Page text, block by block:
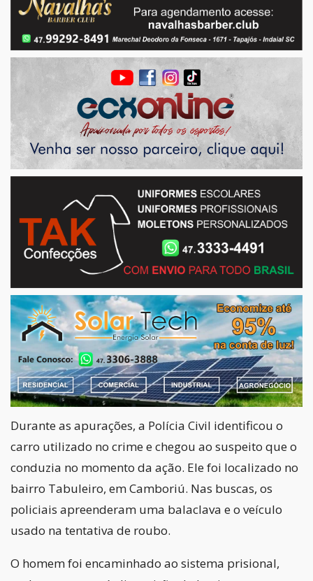
Durante as apurações, a Polícia Civil identificou o
carro utilizado no crime e chegou ao suspeito que o
conduzia no momento da ação. Ele foi localizado no
bairro Tabuleiro, em Camboriú. Nas buscas, os
policiais apreenderam uma balaclava e o veículo
usado na tentativa de roubo.
O homem foi encaminhado ao sistema prisional,